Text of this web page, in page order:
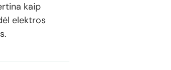
kaip
elektros